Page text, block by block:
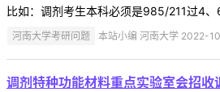
比如：调剂考生本科必须是985/211过4
河南大学考研问题 本站小编 河南大学 2022-
调剂特种功能材料重点实验室会招收